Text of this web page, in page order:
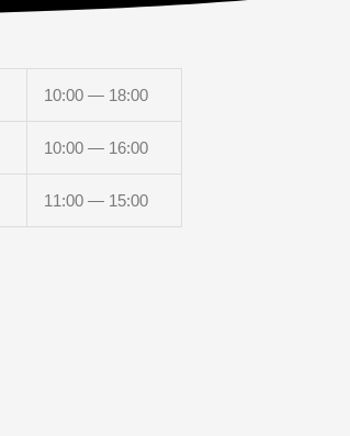
10:00 — 18:00
10:00 — 16:00
11:00 — 15:00